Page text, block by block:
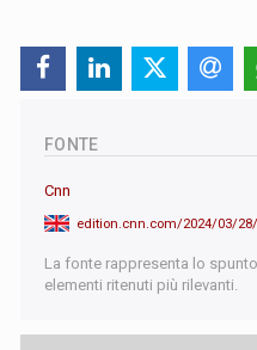
FONTE
Cnn
La fonte rappresenta lo
elementi ritenuti più rilevanti.